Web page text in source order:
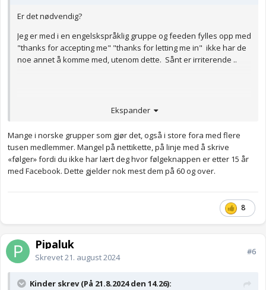
Er det nødvendig?
Jeg er med i en engelskspråklig gruppe og feeden fylles opp med
"thanks for accepting me" "thanks for letting me in" ikke har de
noe annet å komme med, utenom dette. Sånt er irriterende ..
Ekspander
Mange i norske grupper som gjør det, også i store fora med flere
tusen medlemmer. Mangel på nettikette, på linje med å skrive
«følger» fordi du ikke har lært deg hvor følgeknappen er etter 15 år
med Facebook. Dette gjelder nok mest dem på 60 og over.
8
Pipaluk
Skrevet21. august 2024
#6
Kinder skrev (På 21.8.2024 den 14.26):